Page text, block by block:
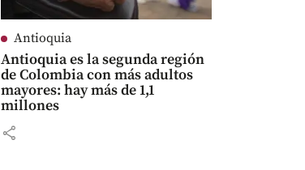
Antioquia
Antioquia es la segunda región
de Colombia con más adultos
mayores: hay más de 1,1
millones
share